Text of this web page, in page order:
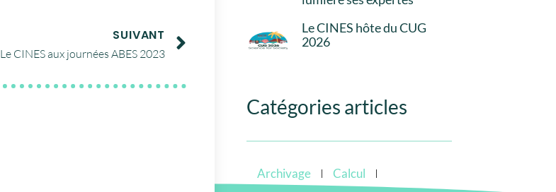
SUIVANT
Le CINES aux journées ABES 2023
Le CINES hôte du CUG
2026
Catégories articles
Archivage
Calcul